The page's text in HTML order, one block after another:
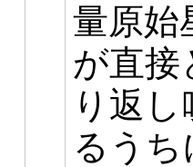
量原始
が直接
り返
るう